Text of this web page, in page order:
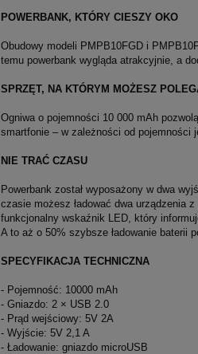
POWERBANK, KTÓRY CIESZY OKO
Obudowy modeli PMPB10FGD i
temu powerbank wygląda atrakcyjnie, a
SPRZĘT, NA KTÓRYM MOŻESZ
Ogniwa o pojemności 10 000 mAh
smartfonie – w zależności od pojemności
NIE TRAĆ CZASU
Powerbank został wyposażony w dwa
czasie możesz ładować dwa urządzenia
funkcjonalny wskaźnik LED, który
A to aż o 50% szybsze ładowanie baterii
SPECYFIKACJA TECHNICZNA
- Pojemność: 10000 mAh
- Gniazdo: 2 × USB 2.0
- Prąd wejściowy: 5V 2A
- Wyjście: 5V 2,1 A
- Ładowanie: gniazdo microUSB